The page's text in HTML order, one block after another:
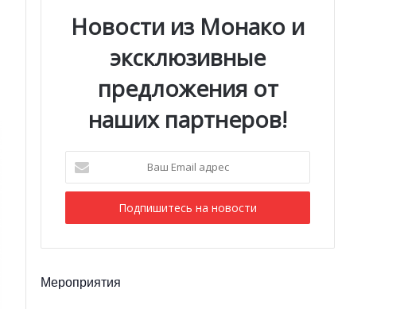
Новости из Монако и
эксклюзивные
предложения от
наших партнеров!
Email
адрес
Мероприятия